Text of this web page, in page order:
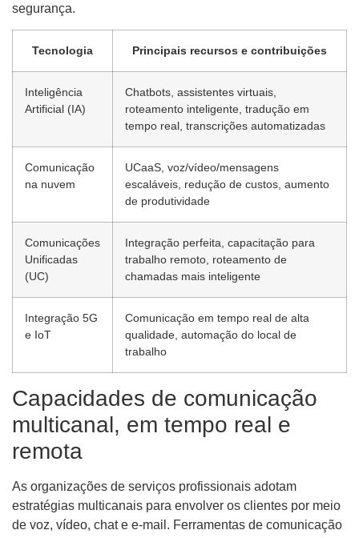
segurança.
Tecnologia Principais recursos e contribuições
Inteligência
Artificial (IA)
Chatbots, assistentes virtuais,
roteamento inteligente, tradução em
tempo real, transcrições automatizadas
Comunicação
na nuvem
UCaaS, voz/vídeo/mensagens
escaláveis, redução de custos, aumento
de produtividade
Comunicações
Unificadas
(UC)
Integração perfeita, capacitação para
trabalho remoto, roteamento de
chamadas mais inteligente
Integração 5G
e IoT
Comunicação em tempo real de alta
qualidade, automação do local de
trabalho
Capacidades de comunicação
multicanal, em tempo real e
remota
As organizações de serviços profissionais adotam
estratégias multicanais para envolver os clientes por meio
de voz, vídeo, chat e e-mail. Ferramentas de comunicação